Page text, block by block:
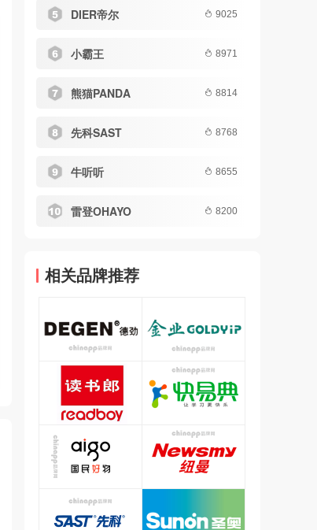
DIER帝尔 9025
小霸王 8971
熊猫PANDA 8814
先科SAST 8768
牛听听 8655
雷登OHAYO 8200
相关品牌推荐